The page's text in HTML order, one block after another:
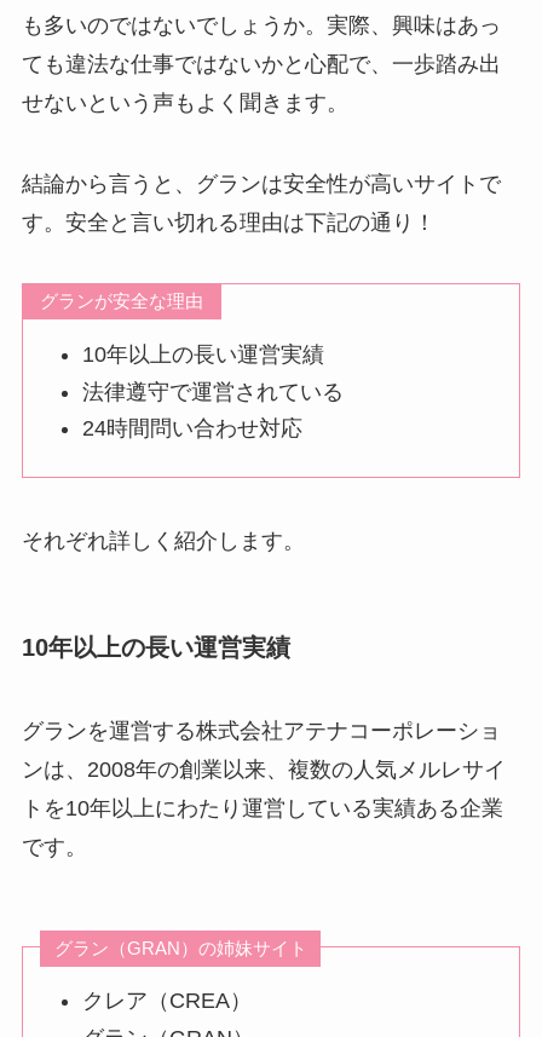
も多いのではないでしょうか。実際、興味はあっ
ても違法な仕事ではないかと心配で、一歩踏み出
せないという声もよく聞きます。
結論から言うと、グランは安全性が高いサイトで
す。安全と言い切れる理由は下記の通り！
グランが安全な理由
10年以上の長い運営実績
法律遵守で運営されている
24時間問い合わせ対応
それぞれ詳しく紹介します。
10年以上の長い運営実績
グランを運営する株式会社アテナコーポレーショ
ンは、2008年の創業以来、複数の人気メルレサイ
トを10年以上にわたり運営している実績ある企業
です。
グラン（GRAN）の姉妹サイト
クレア（CREA）